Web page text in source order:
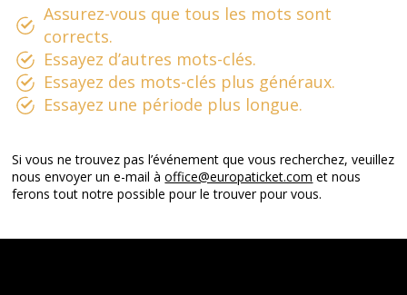
Assurez-vous que tous les mots sont
corrects.
Essayez d’autres mots-clés.
Essayez des mots-clés plus généraux.
Essayez une période plus longue.
Si vous ne trouvez pas l’événement que vous recherchez, veuillez
nous envoyer un e-mail àoffice@europaticket.com et nous
ferons tout notre possible pour le trouver pour vous.